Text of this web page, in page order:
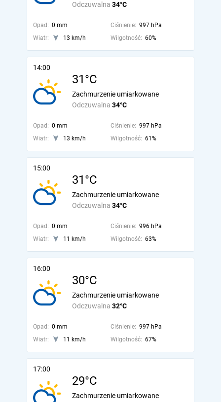
Odczuwalna 34°C
Opad: 0 mm Ciśnienie: 997 hPa
Wiatr:
13 km/h Wilgotność: 60%
14:00
31°C
Odczuwalna 34°C
Zachmurzenie umiarkowane
Opad: 0 mm Ciśnienie: 997 hPa
Wiatr:
13 km/h Wilgotność: 61%
15:00
31°C
Odczuwalna 34°C
Zachmurzenie umiarkowane
Opad: 0 mm Ciśnienie: 996 hPa
Wiatr:
11 km/h Wilgotność: 63%
16:00
30°C
Odczuwalna 32°C
Zachmurzenie umiarkowane
Opad: 0 mm Ciśnienie: 997 hPa
Wiatr:
11 km/h Wilgotność: 67%
17:00
29°C
Zachmurzenie umiarkowane